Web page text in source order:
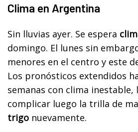
Clima en Argentina
Sin lluvias ayer. Se espera
domingo. El lunes sin
menores en el centro y este
Los pronósticos extendidos
semanas con clima inestable,
complicar luego la trilla de
trigo nuevamente.